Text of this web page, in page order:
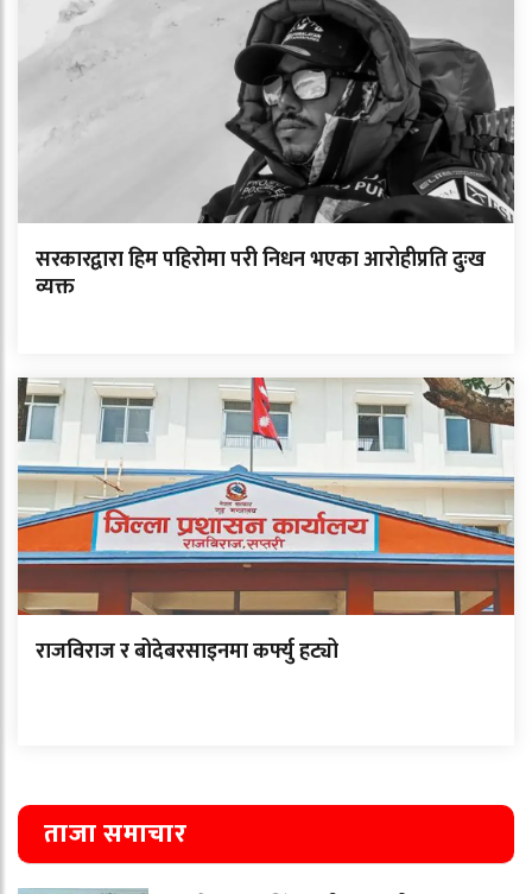
सरकारद्वारा हिम पहिरोमा परी निधन भएका आरोहीप्रति दुःख
व्यक्त
राजविराज र बोदेबरसाइनमा कर्फ्यु हट्यो
ताजा समाचार